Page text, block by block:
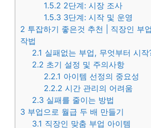
1.5.2 2단계: 시장 조사
1.5.3 3단계: 시작 및 운영
2 투잡하기 좋은것 추천 | 직장인 부
작법
2.1 실패없는 부업, 무엇부터 시작
2.2 초기 설정 및 주의사항
2.2.1 아이템 선정의 중요성
2.2.2 시간 관리의 어려움
2.3 실패를 줄이는 방법
3 부업으로 월급 두 배 만들기
3.1 직장인 맞춤 부업 아이템